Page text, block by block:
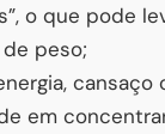
o que pode
peso;
cansaço
em